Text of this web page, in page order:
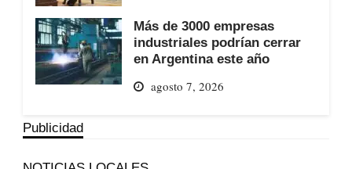
Más de 3000 empresas
industriales podrían cerrar
en Argentina este año
agosto 7, 2026
Publicidad